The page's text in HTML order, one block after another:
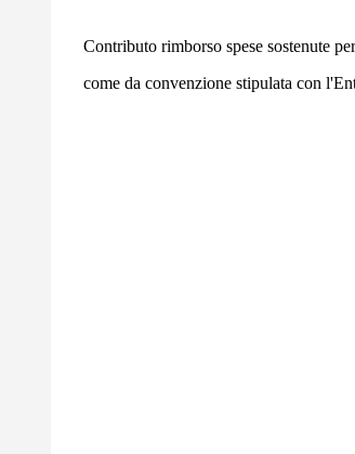
Contributo rimborso spese sostenute
come da convenzione stipulata con